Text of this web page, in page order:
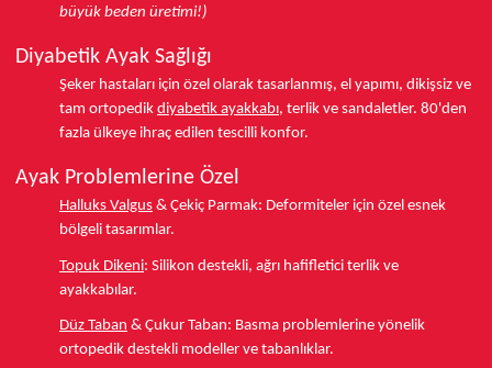
büyük beden üretimi!)
Diyabetik Ayak Sağlığı
Şeker hastaları için özel olarak tasarlanmış, el yapımı, dikişsiz ve
tam ortopedik diyabetik ayakkabı, terlik ve sandaletler. 80'den
fazla ülkeye ihraç edilen tescilli konfor.
Ayak Problemlerine Özel
Halluks Valgus & Çekiç Parmak: Deformiteler için özel esnek
bölgeli tasarımlar.
Topuk Dikeni: Silikon destekli, ağrı hafifletici terlik ve
ayakkabılar.
Düz Taban & Çukur Taban: Basma problemlerine yönelik
ortopedik destekli modeller ve tabanlıklar.